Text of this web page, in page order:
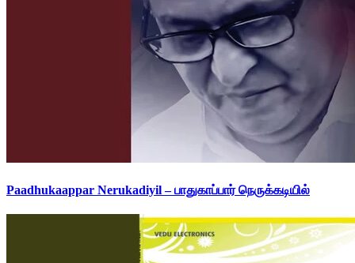
Paadhukaappar Nerukadiyil – பாதுகாப்பார் நெருக்கடியில்